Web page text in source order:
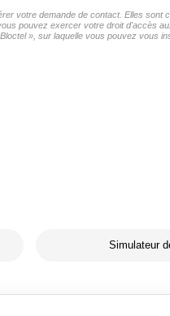
votre demande de contact. Elles
pouvez exercer votre droit d'accès
», sur laquelle vous pouvez vous
Simulateur